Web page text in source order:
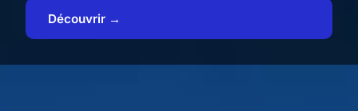
Découvrir →